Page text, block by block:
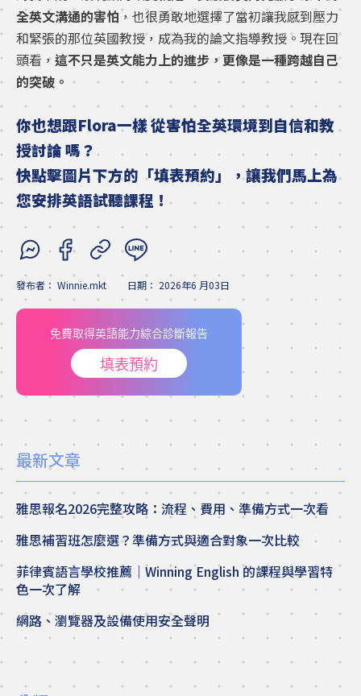
全英文溝通的害怕，也很勇敢地選擇了當初讓我感到壓力
和緊張的那位英國教授，成為我的論文指導教授。現在回
頭看，這不只是英文能力上的進步，更像是一種跨越自己
的突破。
你也想跟Flora一樣從害怕全英環境到自信和教
授討論嗎？
快點擊圖片下方的「填表預約」，讓我們馬上為
您安排英語試聽課程！
發布者： Winnie.mkt 日期： 2026年6 月03日
免費取得英語能力綜合診斷報告
填表預約
最新文章
雅思報名2026完整攻略：流程、費用、準備方式一次看
雅思補習班怎麼選？準備方式與適合對象一次比較
菲律賓語言學校推薦｜Winning English 的課程與學習特
色一次了解
網路、瀏覽器及設備使用安全聲明